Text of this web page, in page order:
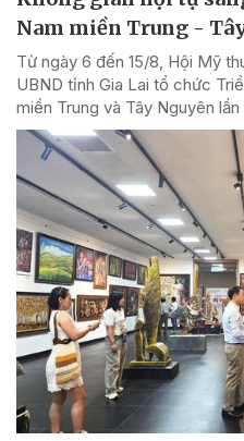
Nam miền Trung -
Từ ngày 6 đến 15/8, Hội Mỹ
UBND tỉnh Gia Lai tổ chức
miền Trung và Tây Nguyên